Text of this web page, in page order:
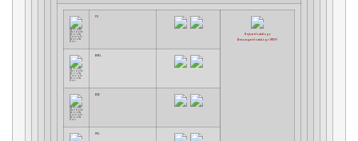
FX
Hojear el catálogo
Descargar el catalogo (PDF)
BPEL
BVE
PEL